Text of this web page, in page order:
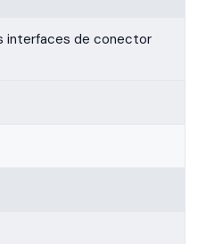
interfaces de conector